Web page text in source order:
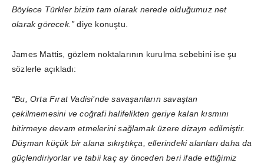
Böylece Türkler bizim tam olarak nerede olduğumuz net
olarak görecek.” diye konuştu.
James Mattis, gözlem noktalarının kurulma sebebini ise şu
sözlerle açıkladı:
“Bu, Orta Fırat Vadisi’nde savaşanların savaştan
çekilmemesini ve coğrafi halifelikten geriye kalan kısmını
bitirmeye devam etmelerini sağlamak üzere dizayn edilmiştir.
Düşman küçük bir alana sıkıştıkça, ellerindeki alanları daha da
güçlendiriyorlar ve tabii kaç ay önceden beri ifade ettiğimiz